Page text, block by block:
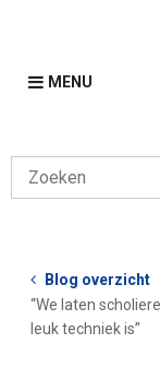
MENU
Blog overzicht
“We laten
leuk techniek is”